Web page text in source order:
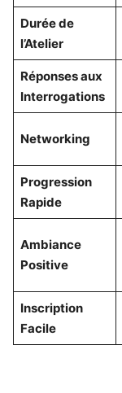
Durée de
l’Atelier
Réponses aux
Interrogations
Networking
Progression
Rapide
Ambiance
Positive
Inscription
Facile